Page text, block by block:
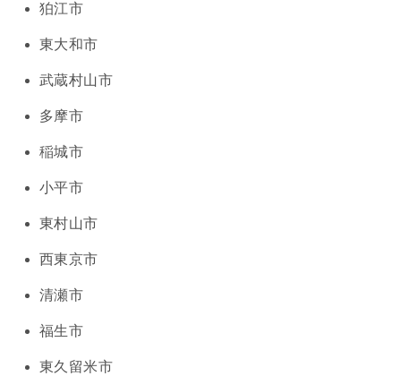
狛江市
東大和市
武蔵村山市
多摩市
稲城市
小平市
東村山市
西東京市
清瀬市
福生市
東久留米市